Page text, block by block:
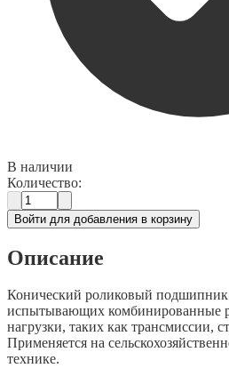
В наличии
Количество:
Войти для добавления в корзину
Описание
Конический роликовый подшипник.
испытывающих комбинированные
нагрузки, таких как трансмиссии,
Применяется на
технике.